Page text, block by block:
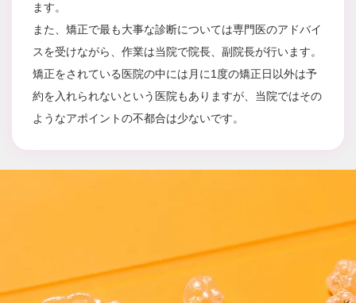
ます。
また、矯正で最も大事な診断については専門医のアドバイ
スを受けながら、作業は当院で院長、副院長が行います。
矯正をされている医院の中には月に1度の矯正日以外は予
約を入れられないという医院もありますが、当院ではその
ようなアポイントの不都合は少ないです。